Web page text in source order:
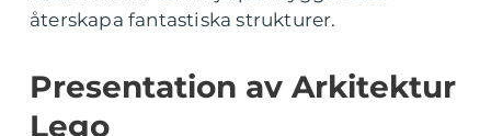
återskapa fantastiska strukturer.
Presentation av Arkitektur
Lego